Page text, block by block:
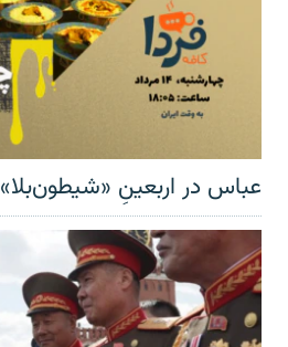
عباس در اربعینِ «شیطون‌بلا»